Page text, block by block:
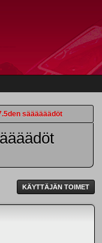
säääääädöt
KÄYTTÄJÄN TOIMET